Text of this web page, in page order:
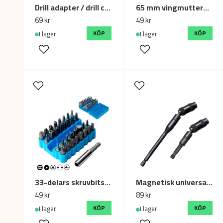
Drill adapter / drill chuck set (Hexagonal shank) 0.8-8mm Black
69 kr
I lager KÖP
65 mm vingmutterbits – bits för snabb åtdragning av vingmuttrar och krokar
49 kr
I lager KÖP
33-delars skruvbitsset med hållare
49 kr
I lager KÖP
Magnetisk universal förlängning för bits, 2-pack (90mm + 145mm)
89 kr
I lager KÖP